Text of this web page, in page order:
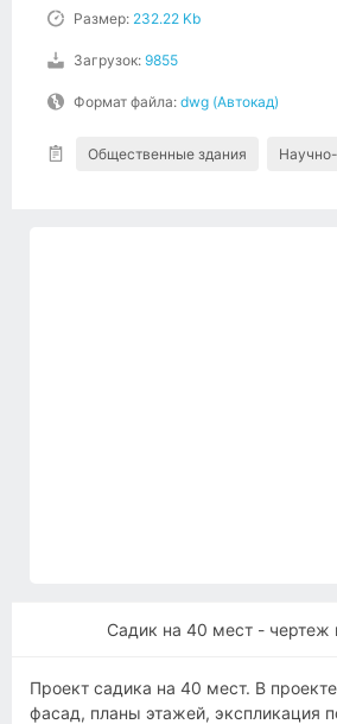
Размер: 232.22 Kb
Загрузок: 9855
Формат файла: dwg (Автокад)
Общественные здания
Садик на 40 мест - чертеж
Проект садика на 40 мест. В
фасад, планы этажей, экспликация